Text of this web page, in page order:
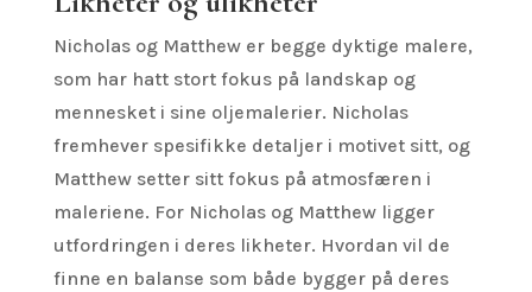
Nicholas og Matthew er begge dyktige malere,
som har hatt stort fokus på landskap og
mennesket i sine oljemalerier. Nicholas
fremhever spesifikke detaljer i motivet sitt, og
Matthew setter sitt fokus på atmosfæren i
maleriene. For Nicholas og Matthew ligger
utfordringen i deres likheter. Hvordan vil de
finne en balanse som både bygger på deres